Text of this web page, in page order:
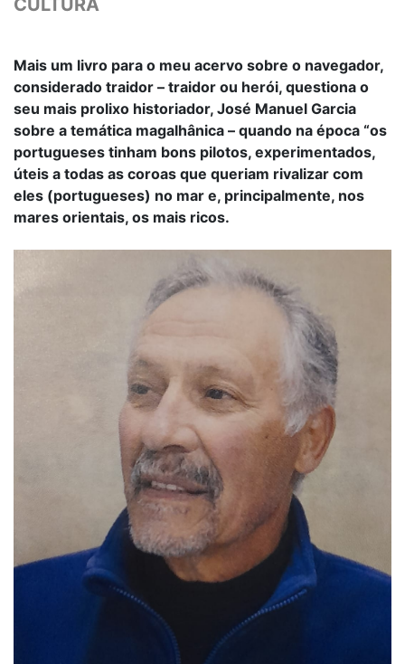
CULTURA
Mais um livro para o meu acervo sobre o navegador,
considerado traidor – traidor ou herói, questiona o
seu mais prolixo historiador, José Manuel Garcia
sobre a temática magalhânica – quando na época “os
portugueses tinham bons pilotos, experimentados,
úteis a todas as coroas que queriam rivalizar com
eles (portugueses) no mar e, principalmente, nos
mares orientais, os mais ricos.